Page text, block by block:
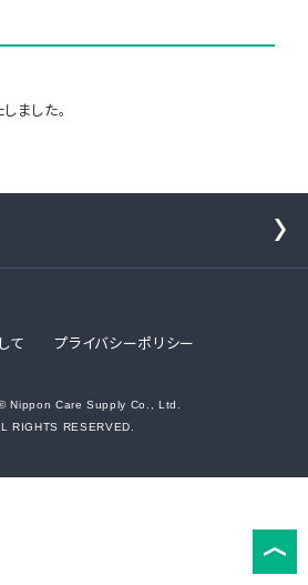
ました。
て プライバシーポリシー
Nippon Care Supply Co., Ltd.
RIGHTS RESERVED.